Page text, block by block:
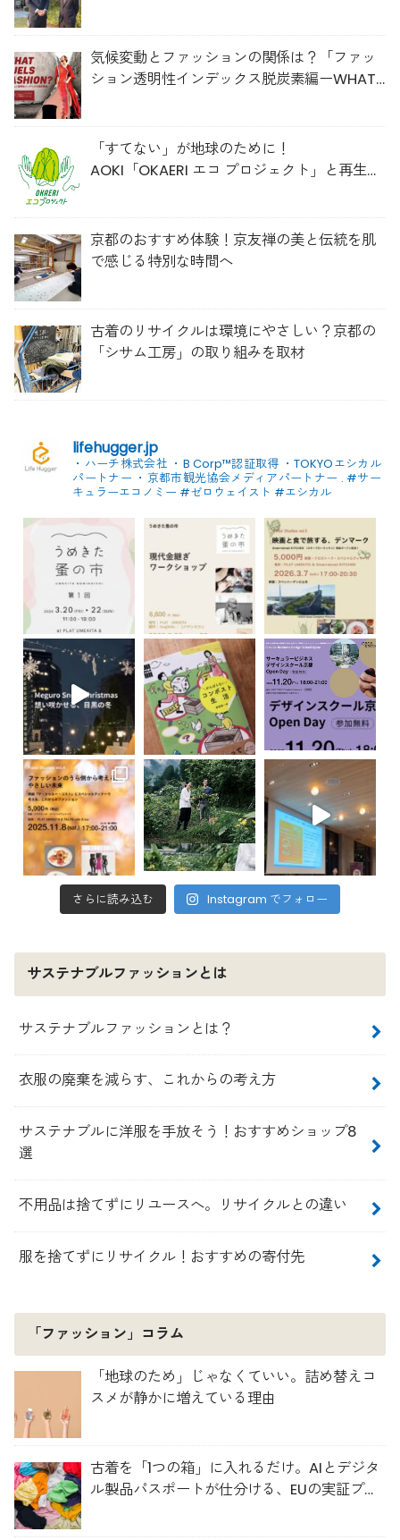
気候変動とファッションの関係は？「ファッ
ション透明性インデックス脱炭素編ーWHAT
「すてない」が地球のために！
AOKI「OKAERI エコ プロジェクト」と再生ウ
京都のおすすめ体験！京友禅の美と伝統を肌
で感じる特別な時間へ
古着のリサイクルは環境にやさしい？京都の
「シサム工房」の取り組みを取材
lifehugger.jp
・ハーチ株式会社 ・B Corp™認証取得 ・TOKYOエシカル
パートナー ・京都市観光協会メディアパートナー . #サー
キュラーエコノミー #ゼロウェイスト #エシカル
さらに読み込む Instagram でフォロー
サステナブルファッションとは
サステナブルファッションとは？
衣服の廃棄を減らす、これからの考え方
サステナブルに洋服を手放そう！おすすめショップ8
選
不用品は捨てずにリユースへ。リサイクルとの違い
服を捨てずにリサイクル！おすすめの寄付先
「ファッション」コラム
「地球のため」じゃなくていい。詰め替えコ
スメが静かに増えている理由
古着を「1つの箱」に入れるだけ。AIとデジタ
ル製品パスポートが仕分ける、EUの実証プロ